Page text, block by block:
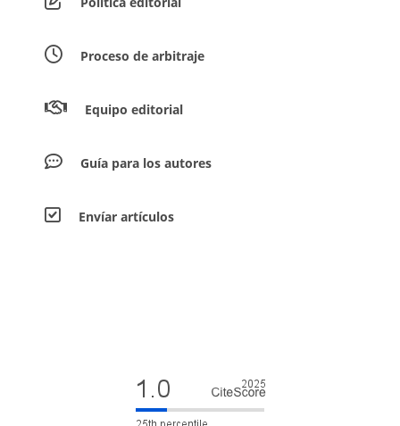
Proceso de arbitraje
Equipo editorial
Guía para los autores
Envíar artículos